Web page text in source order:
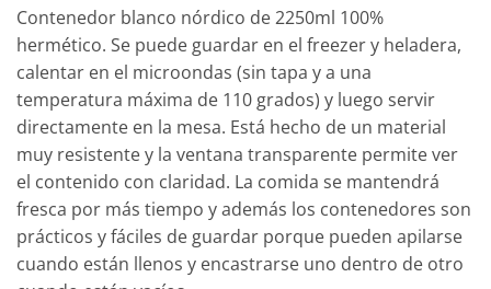
Contenedor blanco nórdico de 2250ml 100%
hermético. Se puede guardar en el freezer y heladera,
calentar en el microondas (sin tapa y a una
temperatura máxima de 110 grados) y luego servir
directamente en la mesa. Está hecho de un material
muy resistente y la ventana transparente permite ver
el contenido con claridad. La comida se mantendrá
fresca por más tiempo y además los contenedores son
prácticos y fáciles de guardar porque pueden apilarse
cuando están llenos y encastrarse uno dentro de otro